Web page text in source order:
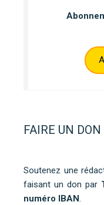
FAIRE UN DON
Soutenez une
faisant un don par
numéro IBAN.